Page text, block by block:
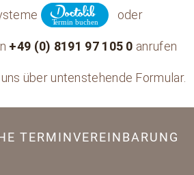
oder
+49 (0) 8191 97 105 0 anrufen
über untenstehende Formular.
TERMINVEREINBARUNG